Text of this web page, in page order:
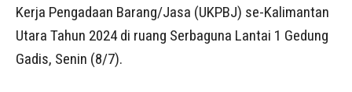
Kerja Pengadaan Barang/Jasa (UKPBJ) se-Kalimantan
Utara Tahun 2024 di ruang Serbaguna Lantai 1 Gedung
Gadis, Senin (8/7).